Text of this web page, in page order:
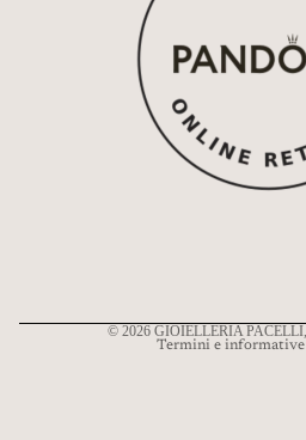
© 2026 GIOIELLERIA PACELLI
Termini e informative
Informativa sui rimborsi